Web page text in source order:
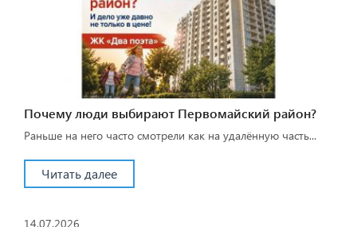
Почему люди выбирают Первомайский район?
Раньше на него часто смотрели как на удалённую часть...
Читать далее
14.07.2026